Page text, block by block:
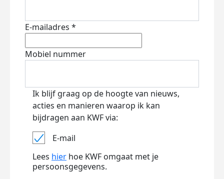
E-mailadres *
Mobiel nummer
Ik blijf graag op de hoogte van nieuws,
acties en manieren waarop ik kan
bijdragen aan KWF via:
E-mail
Lees hier hoe KWF omgaat met je
persoonsgegevens.